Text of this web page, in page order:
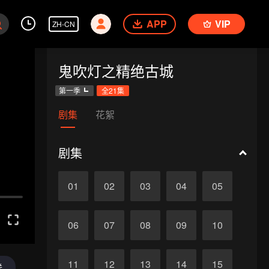
ZH-CN APP VIP
鬼吹灯之精绝古城
第一季 全21集
剧集 花絮
剧集
01 02 03 04 05
06 07 08 09 10
11 12 13 14 15